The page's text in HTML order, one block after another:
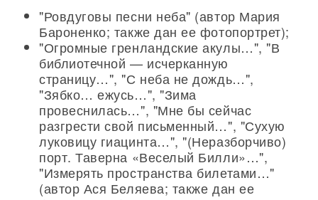
"Ровдуговы песни неба" (автор Мария
Бароненко; также дан ее фотопортрет);
"Огромные гренландские акулы…", "В
библиотечной — исчерканную
страницу…", "С неба не дождь…",
"Зябко… ежусь…", "Зима
провеснилась…", "Мне бы сейчас
разгрести свой письменный…", "Сухую
луковицу гиацинта…", "(Неразборчиво)
порт. Таверна «Веселый Билли»…",
"Измерять пространства билетами…"
(автор Ася Беляева; также дан ее